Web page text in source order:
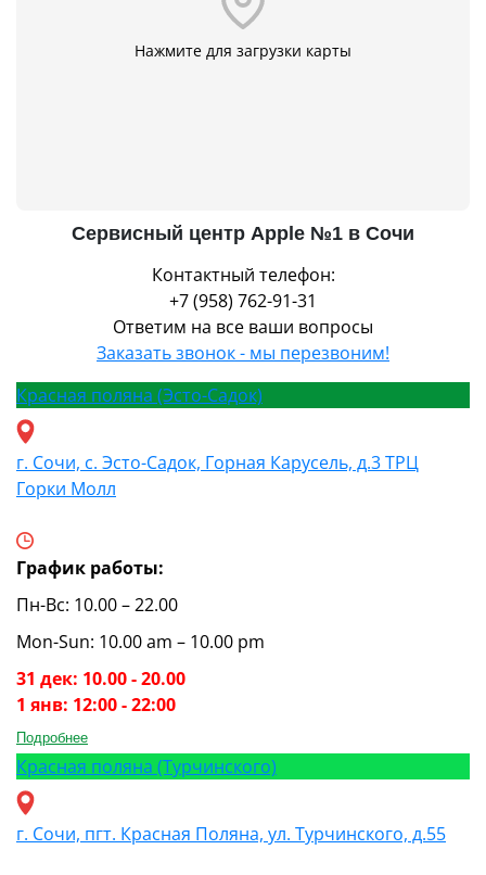
Нажмите для загрузки карты
Сервисный центр Apple №1 в Сочи
Контактный телефон:
+7 (958) 762-91-31
Ответим на все ваши вопросы
Заказать звонок - мы перезвоним!
Красная поляна (Эсто-Садок)
г. Сочи, с. Эсто-Садок, Горная Карусель, д.3 ТРЦ
Горки Молл
График работы:
Пн-Вс: 10.00 – 22.00
Mon-Sun: 10.00 am – 10.00 pm
31 дек: 10.00 - 20.00
1 янв: 12:00 - 22:00
Подробнее
Красная поляна (Турчинского)
г. Сочи, пгт. Красная Поляна, ул. Турчинского, д.55